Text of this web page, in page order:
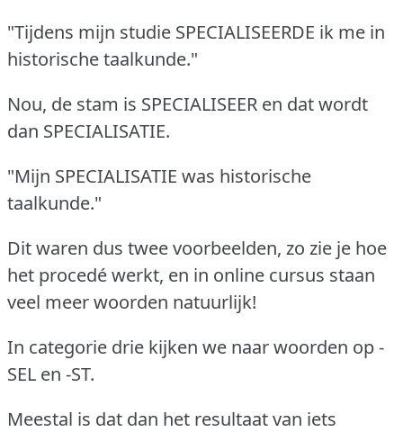
"Tijdens mijn studie SPECIALISEERDE ik me in
historische taalkunde."
Nou, de stam is SPECIALISEER en dat wordt
dan SPECIALISATIE.
"Mijn SPECIALISATIE was historische
taalkunde."
Dit waren dus twee voorbeelden, zo zie je hoe
het procedé werkt, en in online cursus staan
veel meer woorden natuurlijk!
In categorie drie kijken we naar woorden op -
SEL en -ST.
Meestal is dat dan het resultaat van iets